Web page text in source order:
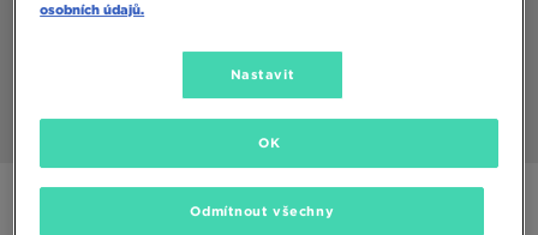
Speciální produkt
osobních údajů.
Nastavit
Odmítnout všechny
OK